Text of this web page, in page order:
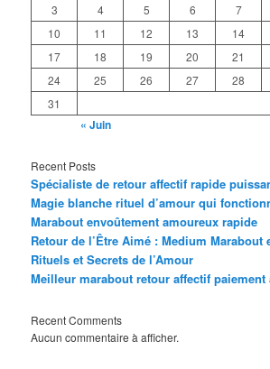
3
4 5 6 7
10
11 12 13 14
17
18 19 20 21
24
25 26 27 28
31
« Juin
Recent Posts
Spécialiste de retour affectif rapide
Magie blanche rituel d’amour qui
Marabout envoûtement amoureux rapide
Retour de l’Être Aimé : Medium Marabout
Rituels et Secrets de l’Amour
Meilleur marabout retour affectif paiement
Recent Comments
Aucun commentaire à afficher.